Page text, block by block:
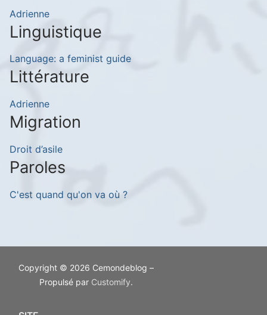
Adrienne
Linguistique
Language: a feminist guide
Littérature
Adrienne
Migration
Droit d’asile
Paroles
C'est quand qu'on va où ?
Copyright © 2026 Cemondeblog –
Propulsé par Customify.